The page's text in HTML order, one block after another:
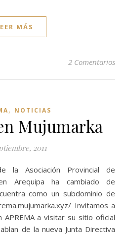
MÁS
2 Comentarios
, NOTICIAS
Mujumarka
2011
Arequipa ha cambiado de
como un subdominio de
Invitamos a
a visitar su sitio oficial
de la nueva Junta Directiva